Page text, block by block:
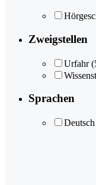
Zweigstellen
Urfahr
Sprachen
Deutsch